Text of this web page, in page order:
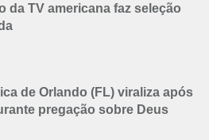
da TV americana faz seleção
de Orlando (FL) viraliza após
pregação sobre Deus